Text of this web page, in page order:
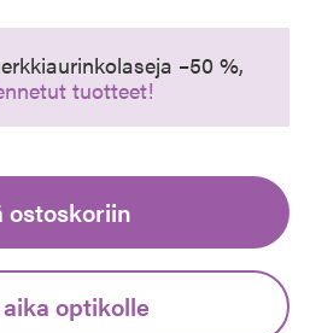
–50 %,
tuotteet!
ostoskoriin
optikolle